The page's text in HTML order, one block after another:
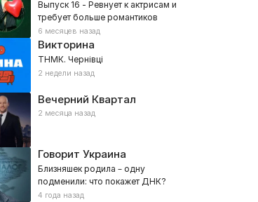
Выпуск 16 - Ревнует к актрисам и
требует больше романтиков
6 месяцев назад
Викторина
ТНМК. Чернівці
2 недели назад
Вечерний Квартал
2 месяца назад
Говорит Украина
Близняшек родила – одну
подменили: что покажет ДНК?
4 года назад